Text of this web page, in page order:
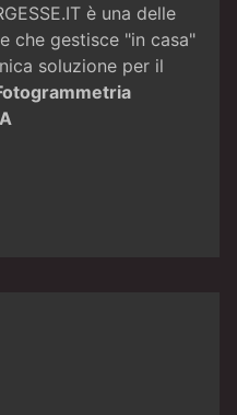
è una delle
che gestisce "in casa"
soluzione per il